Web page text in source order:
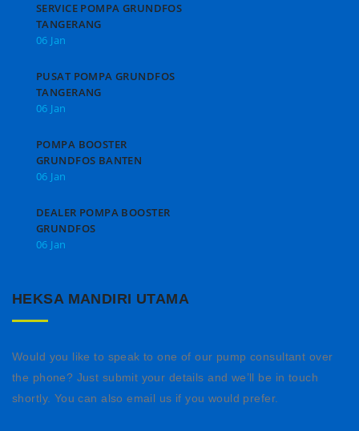
SERVICE POMPA GRUNDFOS
TANGERANG
06 Jan
PUSAT POMPA GRUNDFOS
TANGERANG
06 Jan
POMPA BOOSTER
GRUNDFOS BANTEN
06 Jan
DEALER POMPA BOOSTER
GRUNDFOS
06 Jan
HEKSA MANDIRI UTAMA
Would you like to speak to one of our pump consultant over
the phone? Just submit your details and we’ll be in touch
shortly. You can also email us if you would prefer.